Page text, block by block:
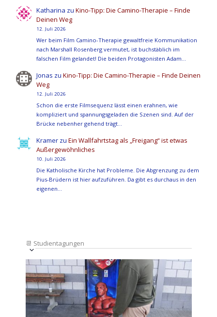
Katharina zuKino-Tipp: Die Camino-Therapie – Finde
Deinen Weg
12. Juli 2026
Wer beim Film Camino-Therapie gewaltfreie Kommunikation
nach Marshall Rosenberg vermutet, ist buchstäblich im
falschen Film gelandet! Die beiden Protagonisten Adam…
Jonas zuKino-Tipp: Die Camino-Therapie – Finde Deinen
Weg
12. Juli 2026
Schon die erste Filmsequenz lässt einen erahnen, wie
kompliziert und spannungsgeladen die Szenen sind. Auf der
Brücke nebenher gehend trägt…
Kramer zuEin Wallfahrtstag als „Freigang“ ist etwas
Außergewöhnliches
10. Juli 2026
Die Katholische Kirche hat Probleme. Die Abgrenzung zu dem
Pius-Brüdern ist hier aufzuführen. Da gibt es durchaus in den
eigenen…
📆 Studientagungen
Ansichten-
Navigation
Veranstaltung
Ansichten-
Navigation
auswählen.
List
of
Veranstaltungen
in
Photo
View